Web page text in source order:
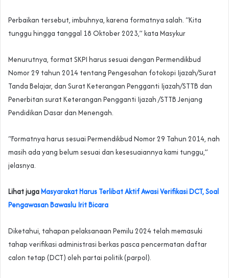
Perbaikan tersebut, imbuhnya, karena formatnya salah. “Kita
tunggu hingga tanggal 18 Oktober 2023,” kata Masykur
Menurutnya, format SKPI harus sesuai dengan Permendikbud
Nomor 29 tahun 2014 tentang Pengesahan fotokopi Ijazah/Surat
Tanda Belajar, dan Surat Keterangan Pengganti Ijazah/STTB dan
Penerbitan surat Keterangan Pengganti Ijazah /STTB Jenjang
Pendidikan Dasar dan Menengah.
“Formatnya harus sesuai Permendikbud Nomor 29 Tahun 2014, nah
masih ada yang belum sesuai dan kesesuaiannya kami tunggu,”
jelasnya.
Lihat jugaMasyarakat Harus Terlibat Aktif Awasi Verifikasi DCT, Soal
Pengawasan Bawaslu Irit Bicara
Diketahui, tahapan pelaksanaan Pemilu 2024 telah memasuki
tahap verifikasi administrasi berkas pasca pencermatan daftar
calon tetap (DCT) oleh partai politik (parpol).